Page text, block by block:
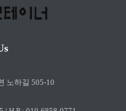
노하길 505-10